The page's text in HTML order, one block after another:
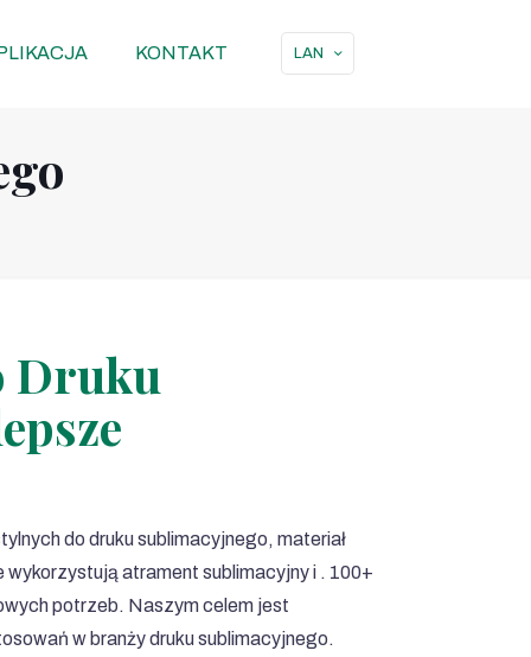
KONTAKT LAN
Druku
do druku sublimacyjnego, materiał
atrament sublimacyjny i . 100+
potrzeb. Naszym celem jest
w branży druku sublimacyjnego.